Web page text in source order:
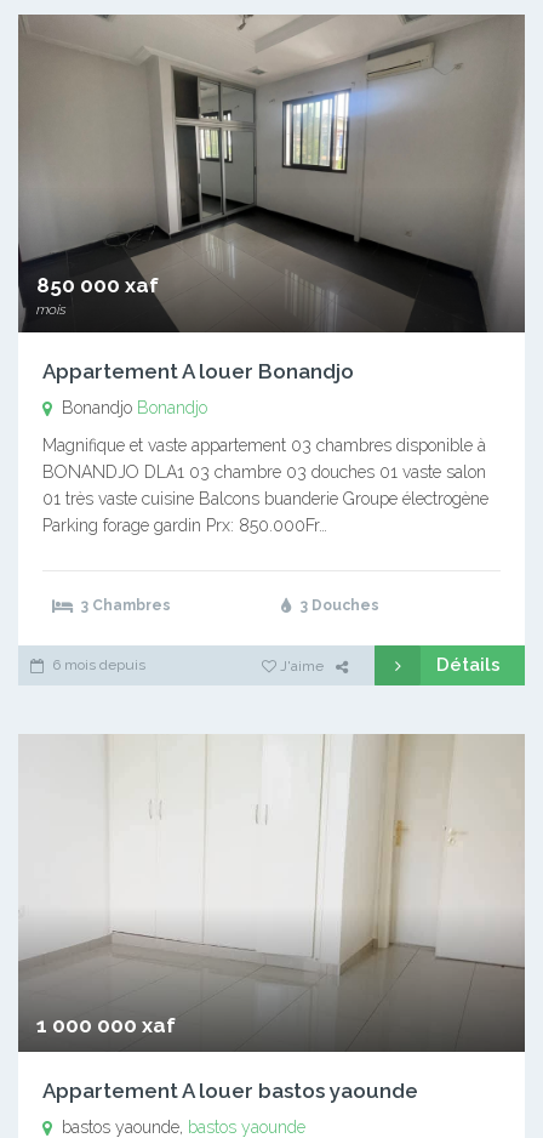
850 000 xaf
mois
Appartement A louer Bonandjo
Bonandjo Bonandjo
Magnifique et vaste appartement 03 chambres disponible à
BONANDJO DLA1 03 chambre 03 douches 01 vaste salon
01 très vaste cuisine Balcons buanderie Groupe électrogène
Parking forage gardin Prx: 850.000Fr…
3 Chambres 3 Douches
6 mois depuis J'aime Détails
1 000 000 xaf
Appartement A louer bastos yaounde
bastos yaounde, bastos yaounde